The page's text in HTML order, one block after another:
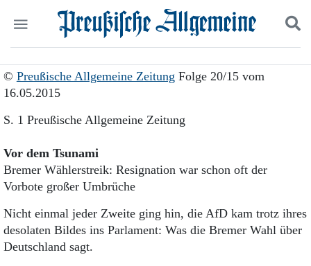
Politik
Kultur
Panorama
Geschichte
Ostpreußen
Pommern
Berlin-Brandenburg
Schlesien
Suchen und finden
© Preußische Allgemeine Zeitung Folge 20/15 vom
16.05.2015
S. 1 Preußische Allgemeine Zeitung
Vor dem Tsunami
Bremer Wählerstreik: Resignation war schon oft der
Vorbote großer Umbrüche
Nicht einmal jeder Zweite ging hin, die AfD kam trotz ihres
desolaten Bildes ins Parlament: Was die Bremer Wahl über
Deutschland sagt.